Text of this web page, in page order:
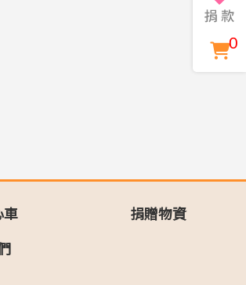
車 捐贈物資
0